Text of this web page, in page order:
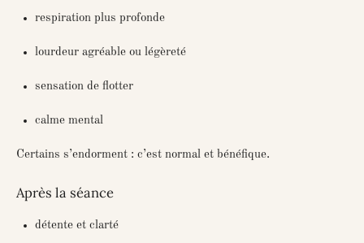
respiration plus profonde
lourdeur agréable ou légèreté
sensation de flotter
calme mental
Certains s’endorment : c’est normal et bénéfique.
Après la séance
détente et clarté